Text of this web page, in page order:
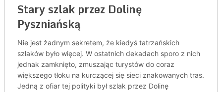
Stary szlak przez Dolinę
Pyszniańską
Nie jest żadnym sekretem, że kiedyś tatrzańskich
szlaków było więcej. W ostatnich dekadach sporo z nich
jednak zamknięto, zmuszając turystów do coraz
większego tłoku na kurczącej się sieci znakowanych tras.
Jedną z ofiar tej polityki był szlak przez Dolinę